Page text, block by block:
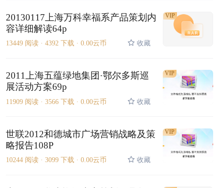
20130117上海万科幸福系产品策划内
容详细解读64p
13449 阅读 · 4392 下载 · 0.00云币 收藏
VIP
2011上海五蕴绿地集团·鄂尔多斯巡
展活动方案69p
11909 阅读 · 3566 下载 · 0.00云币 收藏
VIP
世联2012和德城市广场营销战略及策
略报告108P
10244 阅读 · 3099 下载 · 0.00云币 收藏
VIP